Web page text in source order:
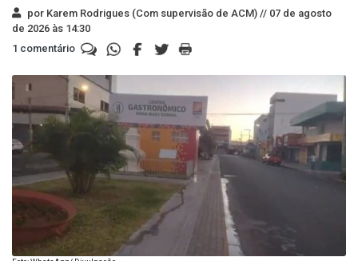
por Karem Rodrigues (Com supervisão de ACM) // 07 de agosto
de 2026 às 14:30
1 comentário